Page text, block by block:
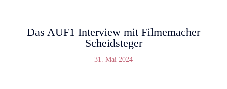
Das AUF1 Interview mit Filmemacher
Scheidsteger
31. Mai 2024